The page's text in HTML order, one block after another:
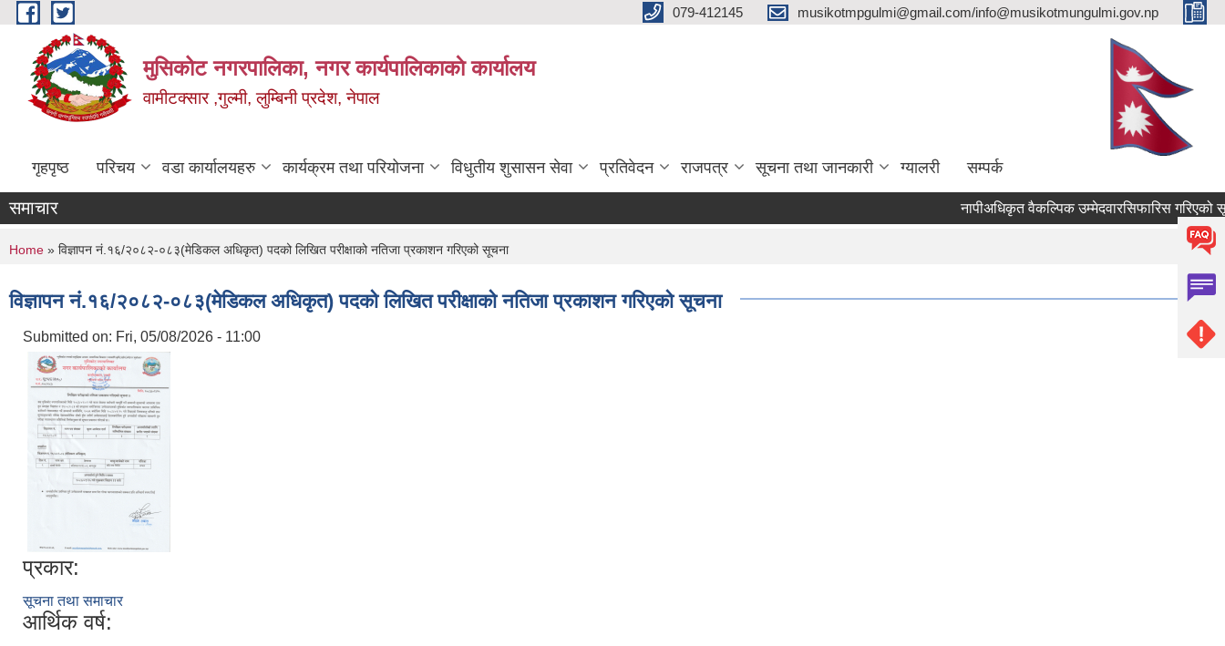
Skip to main content 079-412145 musikotmpgulmi@gmail.com/info@musikotmungulmi.gov.np
मुसिकोट नगरपालिका, नगर कार्यपालिकाकाे कार्यालय
वामीटक्सार ,गुल्मी, लुम्बिनी प्रदेश, नेपाल
गृहपृष्ठ परिचय वडा कार्यालयहरु कार्यक्रम तथा परियोजना विधुतीय शुसासन सेवा प्रतिवेदन राजपत्र सूचना तथा जानकारी ग्यालरी सम्पर्क
समाचार नापीअधिकृत वैकल्पिक उम्मेदवारसिफारिस गरिएको सूचना।
You are here
Home » विज्ञापन नं.१६/२०८२-०८३(मेडिकल अधिकृत) पदको लिखित परीक्षाको नतिजा प्रकाशन गरिएको सूचना
विज्ञापन नं.१६/२०८२-०८३(मेडिकल अधिकृत) पदको लिखित परीक्षाको नतिजा प्रकाशन गरिएको सूचना
Submitted on: Fri, 05/08/2026 - 11:00
प्रकार:
सूचना तथा समाचार
आर्थिक वर्ष: